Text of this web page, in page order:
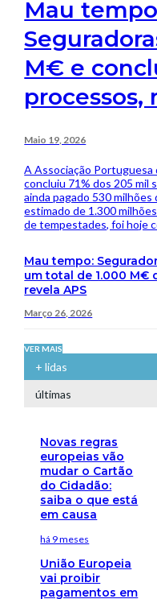
Mau
M€ e
processos,
Maio 19, 2026
A Associação Portuguesa
concluiu 71% dos 205 mil
ainda pagado 530
estimado de 1.300
de tempestades, foi hoje
Mau tempo:
um total de 1.000 M€
revela APS
Março 26, 2026
VER MAIS
+ lidas
últimas
Novas regras
europeias vão
mudar o Cartão
do Cidadão:
saiba o que está
em causa
há 9 meses
União Europeia
vai proibir
pagamentos em